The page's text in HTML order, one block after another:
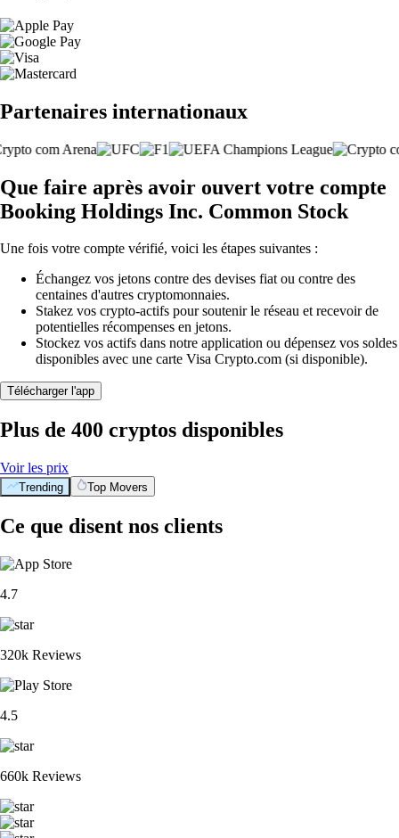
Partenaires internationaux
Que faire après avoir ouvert votre compte
Booking Holdings Inc. Common Stock
Une fois votre compte vérifié, voici les étapes suivantes :
Échangez vos jetons contre des devises fiat ou contre des
centaines d'autres cryptomonnaies.
Stakez vos crypto-actifs pour soutenir le réseau et recevoir de
potentielles récompenses en jetons.
Stockez vos actifs dans notre application ou dépensez vos soldes
disponibles avec une carte Visa Crypto.com (si disponible).
Télécharger l'app
Plus de 400 cryptos disponibles
Voir les prix
Trending Top Movers
Ce que disent nos clients
4.7
320k Reviews
4.5
660k Reviews